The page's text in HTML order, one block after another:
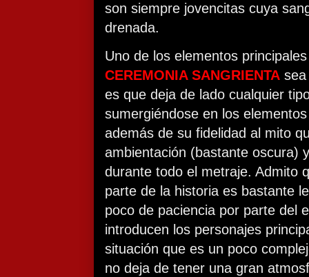
son siempre jovencitas cuya
drenada.
Uno de los elementos
CEREMONIA SANGRIENTA
es que deja de lado cualquier
sumergiéndose en los
además de su fidelidad al mito
ambientación (bastante oscura)
durante todo el metraje. Admito
parte de la historia es bastante
poco de paciencia por parte del
introducen los personajes
situación que es un poco
no deja de tener una gran